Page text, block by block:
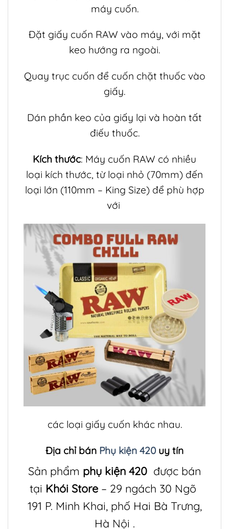
máy cuốn.
Đặt giấy cuốn RAW vào máy, với mặt
keo hướng ra ngoài.
Quay trục cuốn để cuốn chặt thuốc vào
giấy.
Dán phần keo của giấy lại và hoàn tất
điếu thuốc.
Kích thước: Máy cuốn RAW có nhiều
loại kích thước, từ loại nhỏ (70mm) đến
loại lớn (110mm – King Size) để phù hợp
với
các loại giấy cuốn khác nhau.
Địa chỉ bán Phụ kiện 420 uy tín
Sản phẩm phụ kiện 420 được bán
tại Khói Store – 29 ngách 30 Ngõ
191 P. Minh Khai, phố Hai Bà Trưng,
Hà Nội .